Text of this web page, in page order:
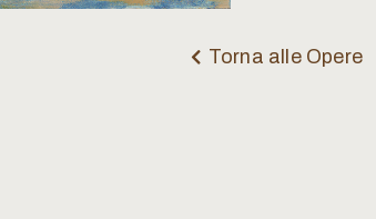
Torna alle Opere